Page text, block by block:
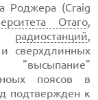
Роджера (Craig
Отаго,
радиостанций,
сверхдлинных
"высыпание"
поясов в
подтвержден к